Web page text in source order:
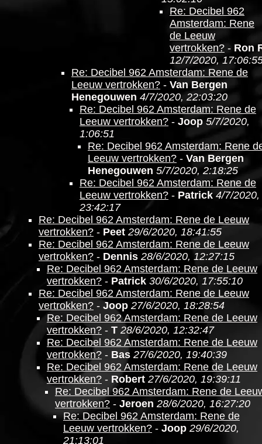
Re: Decibel 962
Amsterdam: Rene
de Leeuw
vertrokken? - Ron
12/7/2020,
Re: Decibel 962 Amsterdam: Rene de
Leeuw vertrokken? - Van Bergen
Henegouwen 4/7/2020, 22:03:20
Re: Decibel 962 Amsterdam: Rene de
Leeuw vertrokken? - Joop 5/7/2020,
1:06:51
Re: Decibel 962 Amsterdam: Rene
Leeuw vertrokken? - Van Bergen
Henegouwen 5/7/2020, 2:18:25
Re: Decibel 962 Amsterdam: Rene de
Leeuw vertrokken? - Patrick 4/7/2020,
23:42:17
Re: Decibel 962 Amsterdam: Rene de Leeuw
vertrokken? - Peet 29/6/2020, 18:41:55
Re: Decibel 962 Amsterdam: Rene de Leeuw
vertrokken? - Dennis 28/6/2020, 12:27:15
Re: Decibel 962 Amsterdam: Rene de Leeuw
vertrokken? - Patrick 30/6/2020, 17:55:10
Re: Decibel 962 Amsterdam: Rene de Leeuw
vertrokken? - Joop 27/6/2020, 18:28:54
Re: Decibel 962 Amsterdam: Rene de Leeuw
vertrokken? - T 28/6/2020, 12:32:47
Re: Decibel 962 Amsterdam: Rene de Leeuw
vertrokken? - Bas 27/6/2020, 19:40:39
Re: Decibel 962 Amsterdam: Rene de Leeuw
vertrokken? - Robert 27/6/2020, 19:39:11
Re: Decibel 962 Amsterdam: Rene de
vertrokken? - Jeroen 28/6/2020, 16:27:20
Re: Decibel 962 Amsterdam: Rene de
Leeuw vertrokken? - Joop 29/6/2020,
21:13:01